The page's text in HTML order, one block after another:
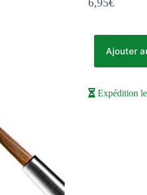
6,95€
Ajouter
Expédition